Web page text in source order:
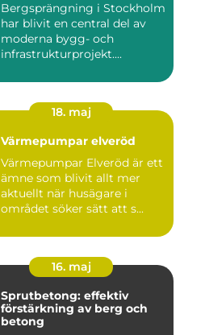
Bergsprängning i Stockholm
har blivit en central del av
moderna bygg- och
infrastrukturprojekt....
18. maj
Värmepumpar elveröd
Värmepumpar Elveröd är ett
ämne som blivit allt mer
aktuellt när husägare i
området söker sätt att s...
16. maj
Sprutbetong: effektiv
förstärkning av berg och
betong